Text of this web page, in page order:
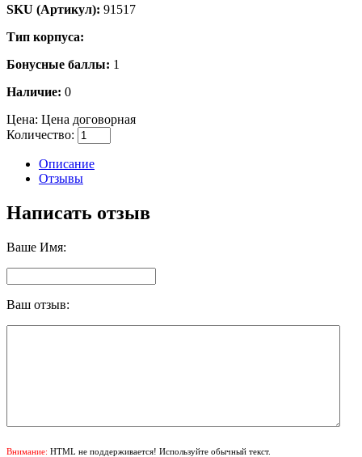
SKU (Артикул): 91517
Тип корпуса:
Бонусные баллы: 1
Наличие: 0
Цена: Цена договорная
Количество:
Описание
Отзывы
Написать отзыв
Ваше Имя:
Ваш отзыв:
Внимание: HTML не поддерживается! Используйте обычный текст.